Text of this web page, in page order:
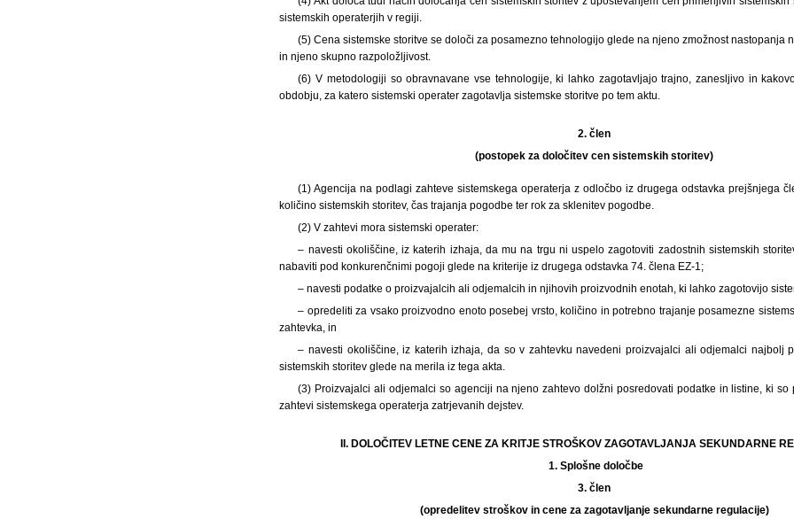
sistemskih operaterjih v regiji.
(5) Cena sistemske storitve se določi za posamezno tehnologijo glede na njeno zmožnost nastopanja
in njeno skupno razpoložljivost.
(6) V metodologiji so obravnavane vse tehnologije, ki lahko zagotavljajo trajno, zanesljivo in
obdobju, za katero sistemski operater zagotavlja sistemske storitve po tem aktu.
2. člen
(postopek za določitev cen sistemskih storitev)
(1) Agencija na podlagi zahteve sistemskega operaterja z odločbo iz drugega odstavka prejšnjega
količino sistemskih storitev, čas trajanja pogodbe ter rok za sklenitev pogodbe.
(2) V zahtevi mora sistemski operater:
– navesti okoliščine, iz katerih izhaja, da mu na trgu ni uspelo zagotoviti zadostnih sistemskih
nabaviti pod konkurenčnimi pogoji glede na kriterije iz drugega odstavka 74. člena EZ-1;
– navesti podatke o proizvajalcih ali odjemalcih in njihovih proizvodnih enotah, ki lahko zagotovijo
– opredeliti za vsako proizvodno enoto posebej vrsto, količino in potrebno trajanje posamezne
zahtevka, in
– navesti okoliščine, iz katerih izhaja, da so v zahtevku navedeni proizvajalci ali odjemalci najbolj
sistemskih storitev glede na merila iz tega akta.
(3) Proizvajalci ali odjemalci so agenciji na njeno zahtevo dolžni posredovati podatke in listine, ki so
zahtevi sistemskega operaterja zatrjevanih dejstev.
II. DOLOČITEV LETNE CENE ZA KRITJE STROŠKOV ZAGOTAVLJANJA SEKUNDARNE
1. Splošne določbe
3. člen
(opredelitev stroškov in cene za zagotavljanje sekundarne regulacije)